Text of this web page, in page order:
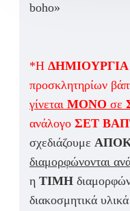
boho»
*Η ΔΗΜΙΟΥΡΓΙΑ
προσκλητηρίων
γίνεται ΜΟΝΟ σε
ανάλογο ΣΕΤ
σχεδιάζουμε
διαμορφώνονται
η ΤΙΜΗ
διακοσμητικά